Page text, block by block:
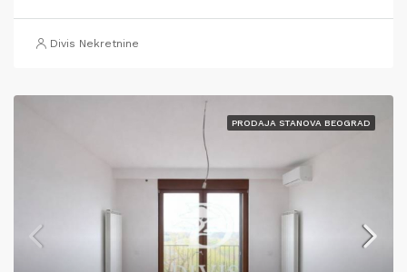
Divis Nekretnine
PRODAJA STANOVA BEOGRAD